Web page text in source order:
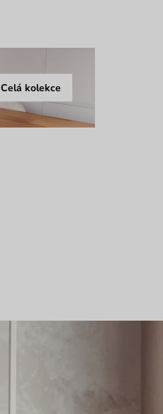
Celá kolekce